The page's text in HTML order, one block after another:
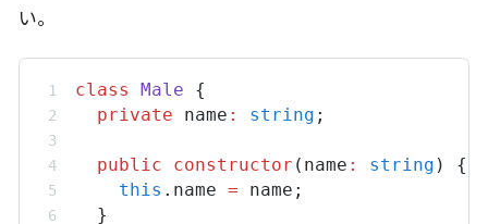
い。
class Male {
private
name : string ;
public constructor ( name : string ) {
this . name = name ;
  }